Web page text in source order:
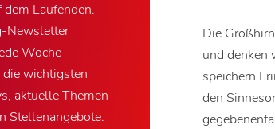
Laufenden.
Newsletter
Woche
wichtigsten
aktuelle Themen
Stellenangebote.
Die
und denken
speichern
den